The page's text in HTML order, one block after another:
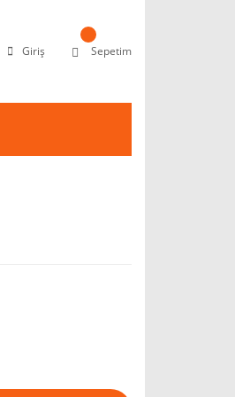
Giriş Sepetim